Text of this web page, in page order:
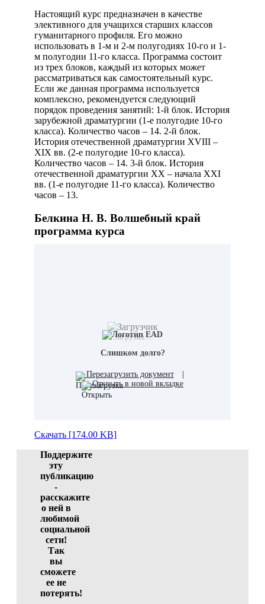
Настоящий курс предназначен в качестве
элективного для учащихся старших классов
гуманитарного профиля. Его можно
использовать в 1-м и 2-м полугодиях 10-го и 1-
м полугодии 11-го класса. Программа состоит
из трех блоков, каждый из которых может
рассматриваться как самостоятельный курс.
Если же данная программа используется
комплексно, рекомендуется следующий
порядок проведения занятий: 1-й блок. История
зарубежной драматургии (1-е полугодие 10-го
класса). Количество часов – 14. 2-й блок.
История отечественной драматургии XVIII –
XIX вв. (2-е полугодие 10-го класса).
Количество часов – 14. 3-й блок. История
отечественной драматургии XX – начала XXI
вв. (1-е полугодие 11-го класса). Количество
часов – 13.
Белкина Н. В. Волшебный край
программа курса
Загрузка...
Слишком долго?
Перезагрузить документ
Открыть в новой вкладке
Скачать [174.00 KB]
Поддержите
эту
публикацию
-
расскажите
о ней в
любимой
социальной
сети!
Так
вы
сможете
ее не
потерять!